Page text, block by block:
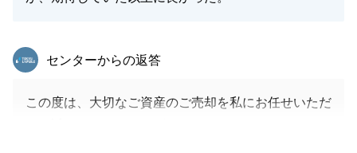
東急リバブル
センターからの返答
この度は、大切なご資産のご売却を私にお任せいただ